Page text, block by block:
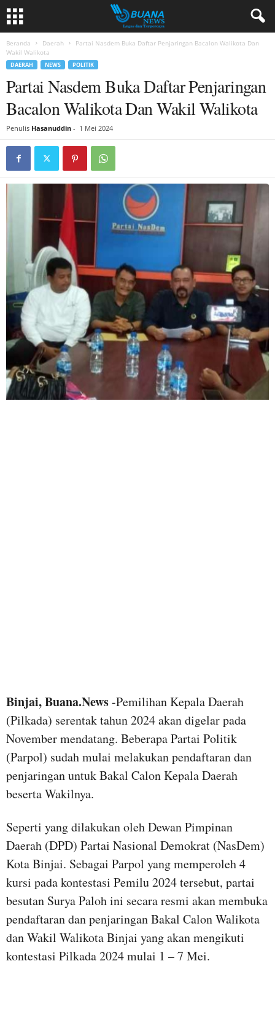
Beranda Daerah
Partai Nasdem Buka Daftar Penjaringan Bacalon Walikota Dan
Wakil Walikota
DAERAH NEWS POLITIK
Partai Nasdem Buka Daftar Penjaringan
Bacalon Walikota Dan Wakil Walikota
Penulis Hasanuddin - 1 Mei 2024
Binjai, Buana.News-Pemilihan Kepala Daerah
(Pilkada) serentak tahun 2024 akan digelar pada
November mendatang. Beberapa Partai Politik
(Parpol) sudah mulai melakukan pendaftaran dan
penjaringan untuk Bakal Calon Kepala Daerah
beserta Wakilnya.
Seperti yang dilakukan oleh Dewan Pimpinan
Daerah (DPD) Partai Nasional Demokrat (NasDem)
Kota Binjai. Sebagai Parpol yang memperoleh 4
kursi pada kontestasi Pemilu 2024 tersebut, partai
besutan Surya Paloh ini secara resmi akan membuka
pendaftaran dan penjaringan Bakal Calon Walikota
dan Wakil Walikota Binjai yang akan mengikuti
kontestasi Pilkada 2024 mulai 1 – 7 Mei.